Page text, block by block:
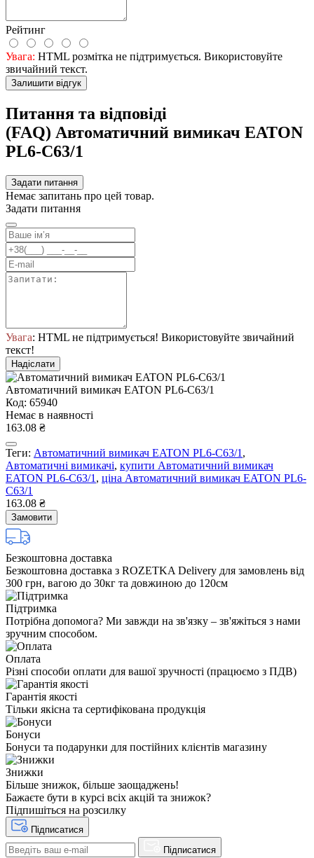
Рейтинг
Увага: HTML розмітка не підтримується. Використовуйте
звичайний текст.
Залишити відгук
Питання та відповіді
(FAQ) Автоматичний вимикач EATON
PL6-C63/1
Задати питання
Немає запитань про цей товар.
Задати питання
Увага: HTML не підтримується! Використовуйте звичайний
текст!
Надіслати
Автоматичний вимикач EATON PL6-C63/1
Код: 65940
Немає в наявності
163.08 ₴
Теги: Автоматичний вимикач EATON PL6-C63/1 ,
Автоматичні вимикачі, купити Автоматичний вимикач
EATON PL6-C63/1 , ціна Автоматичний вимикач EATON PL6-
C63/1
163.08 ₴
Замовити
Безкоштовна доставка
Безкоштовна доставка з ROZETKA Delivery для замовлень від
300 грн, вагою до 30кг та довжиною до 120см
Підтримка
Потрібна допомога? Ми завжди на зв'язку – зв'яжіться з нами
зручним способом.
Оплата
Різні способи оплати для вашої зручності (працюємо з ПДВ)
Гарантія якості
Тільки якісна та сертифікована продукція
Бонуси
Бонуси та подарунки для постійних клієнтів магазину
Знижки
Більше знижок, більше заощаджень!
Бажаєте бути в курсі всіх акцій та знижок?
Підпишіться на розсилку
Підписатися
Підписатися